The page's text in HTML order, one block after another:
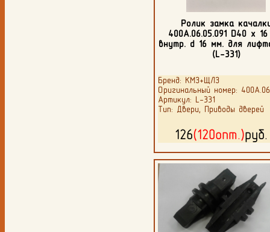
Ролик замка
400А.06.05.091 D40 х
внутр. d 16 мм. для
(L-331)
Бренд: КМЗ+ЩЛЗ
Оригинальный номер:
Артикул: L-331
Тип: Двери, Приводы дверей
126(120опт.)